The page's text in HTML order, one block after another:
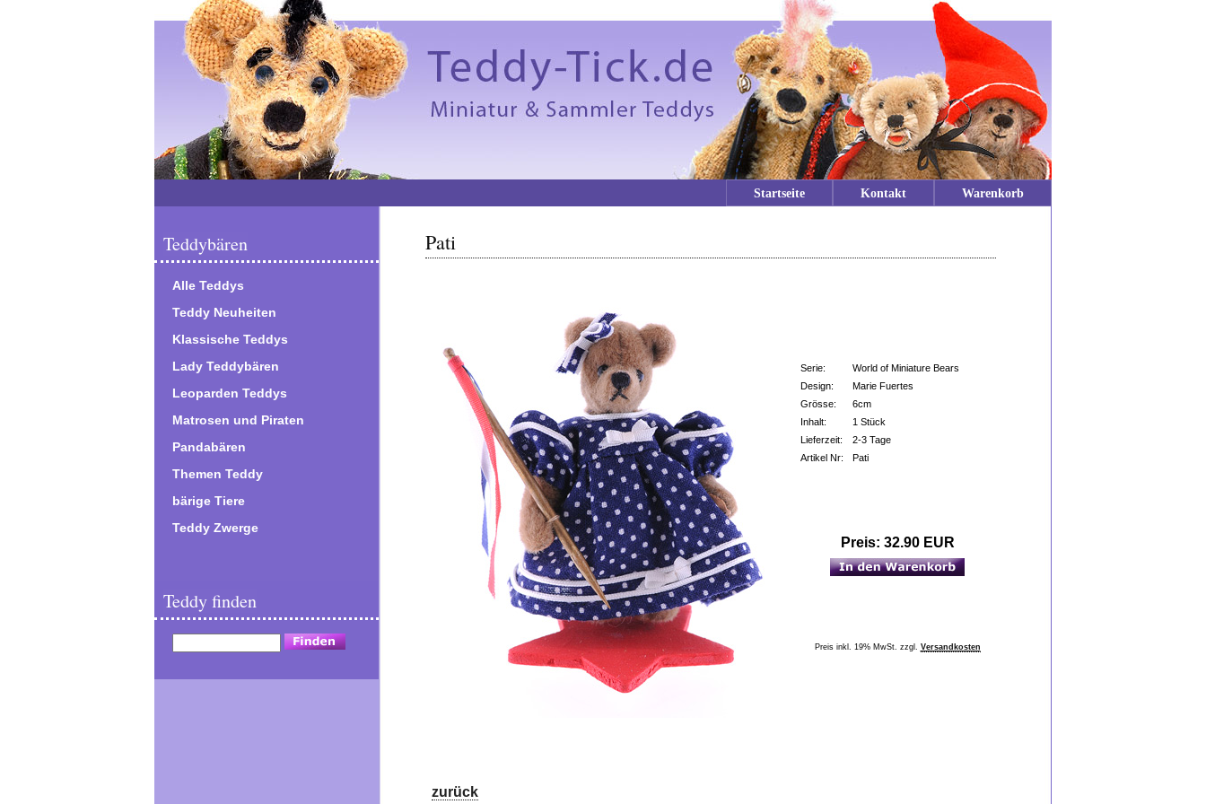
Warenkorb
Kontakt
Startseite
Teddybären
Alle Teddys
Teddy Neuheiten
Klassische Teddys
Lady Teddybären
Leoparden Teddys
Matrosen und Piraten
Pandabären
Themen Teddy
bärige Tiere
Teddy Zwerge
Teddy finden
Pati
Serie:
World of Miniature Bears
Design:
Marie Fuertes
Grösse:
6cm
Inhalt:
1 Stück
Lieferzeit:
2-3 Tage
Artikel Nr:
Pati
Preis: 32.90 EUR
Preis inkl. 19% MwSt. zzgl. Versandkosten
zurück